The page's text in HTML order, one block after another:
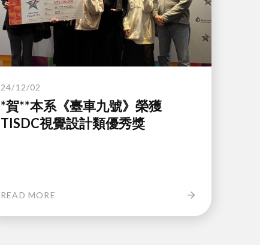
24/12/02
*賀**本系《臺車九號》榮獲
TISDC視覺設計類優秀獎
READ MORE